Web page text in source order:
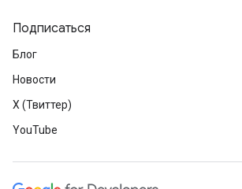
Подписаться
Блог
Новости
X (Твиттер)
YouTube